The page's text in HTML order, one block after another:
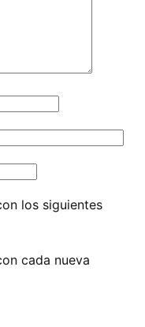
los siguientes
cada nueva